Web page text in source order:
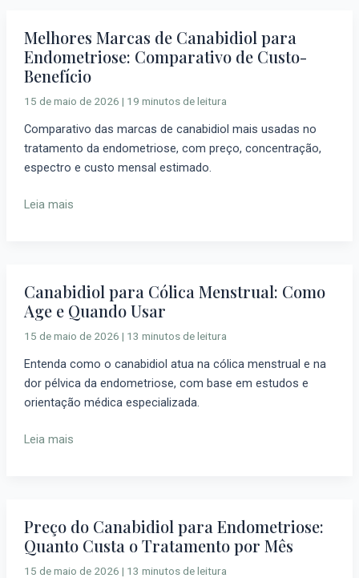
Melhores Marcas de Canabidiol para
Endometriose: Comparativo de Custo-
Benefício
15 de maio de 2026 | 19 minutos de leitura
Comparativo das marcas de canabidiol mais usadas no
tratamento da endometriose, com preço, concentração,
espectro e custo mensal estimado.
Melhores
Marcas
de
Canabidiol
Endometriose:
Comparativo
de
Benefício
Leia mais
Canabidiol para Cólica Menstrual: Como
Age e Quando Usar
15 de maio de 2026 | 13 minutos de leitura
Entenda como o canabidiol atua na cólica menstrual e na
dor pélvica da endometriose, com base em estudos e
orientação médica especializada.
Canabidiol
para
Cólica
Como
Age
e
Usar
Leia mais
Preço do Canabidiol para Endometriose:
Quanto Custa o Tratamento por Mês
15 de maio de 2026 | 13 minutos de leitura
Preço
do
Canabidiol